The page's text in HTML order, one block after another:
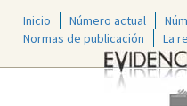
Inicio Número actual
Normas de publicación
La